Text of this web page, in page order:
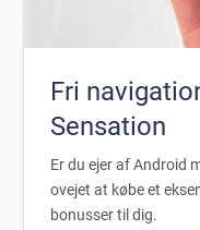
Fri
Sensation
Er du ejer af Android
ovejet at købe et
bonusser til dig.